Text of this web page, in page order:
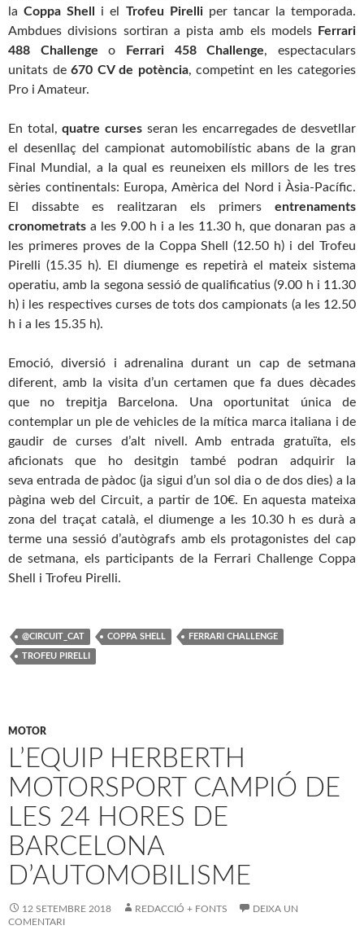
laCoppa Shell i el Trofeu Pirelliper tancar la temporada.
Ambdues divisions sortiran a pista amb els models
Ferrari
488 Challenge o Ferrari 458 Challenge, espectaculars
unitats de670 CV de potència, competint en les categories
Pro i Amateur.
En total,quatre cursesseran les encarregades de desvetllar
el desenllaç del campionat automobilístic abans de la gran
Final Mundial, a la qual es reuneixen els millors de les tres
sèries continentals: Europa, Amèrica del Nord i Àsia-Pacífic.
El dissabte es realitzaran els primers entrenaments
cronometrats a les 9.00 h i a les 11.30 h, que donaran pas a
les primeres proves de la Coppa Shell (12.50 h) i del Trofeu
Pirelli (15.35 h). El diumenge es repetirà el mateix sistema
operatiu, amb la segona sessió de qualificatius (9.00 h i 11.30
h) i les respectives curses de tots dos campionats (a les 12.50
h i a les 15.35 h).
Emoció, diversió i adrenalina durant un cap de setmana
diferent, amb la visita d’un certamen que fa dues dècades
que no trepitja Barcelona. Una oportunitat única de
contemplar un ple de vehicles de la mítica marca italiana i de
gaudir de curses d’alt nivell. Amb entrada gratuïta, els
aficionats que ho desitgin també podran adquirir la
seva entrada de pàdoc (ja sigui d’un sol dia o de dos dies) a la
pàgina web del Circuit, a partir de 10€. En aquesta mateixa
zona del traçat català, el diumenge a les 10.30 h es durà a
terme una sessió d’autògrafs amb els protagonistes del cap
de setmana, els participants de la Ferrari Challenge Coppa
Shell i Trofeu Pirelli.
@CIRCUIT_CAT COPPA SHELL FERRARI CHALLENGE
TROFEU PIRELLI
MOTOR
L’EQUIP HERBERTH
MOTORSPORT CAMPIÓ DE
LES 24 HORES DE
BARCELONA
D’AUTOMOBILISME
12 SETEMBRE 2018 REDACCIÓ + FONTS
DEIXA UN
COMENTARI